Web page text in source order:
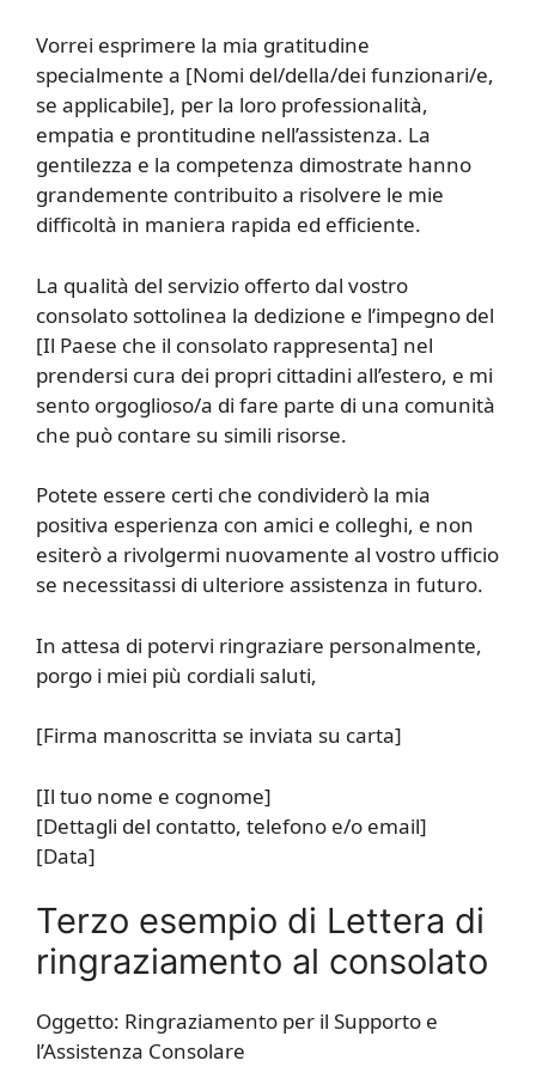
Vorrei esprimere la mia gratitudine
specialmente a [Nomi del/della/dei funzionari/e,
se applicabile], per la loro professionalità,
empatia e prontitudine nell’assistenza. La
gentilezza e la competenza dimostrate hanno
grandemente contribuito a risolvere le mie
difficoltà in maniera rapida ed efficiente.
La qualità del servizio offerto dal vostro
consolato sottolinea la dedizione e l’impegno del
[Il Paese che il consolato rappresenta] nel
prendersi cura dei propri cittadini all’estero, e mi
sento orgoglioso/a di fare parte di una comunità
che può contare su simili risorse.
Potete essere certi che condividerò la mia
positiva esperienza con amici e colleghi, e non
esiterò a rivolgermi nuovamente al vostro ufficio
se necessitassi di ulteriore assistenza in futuro.
In attesa di potervi ringraziare personalmente,
porgo i miei più cordiali saluti,
[Firma manoscritta se inviata su carta]
[Il tuo nome e cognome]
[Dettagli del contatto, telefono e/o email]
[Data]
Terzo esempio di Lettera di
ringraziamento al consolato
Oggetto: Ringraziamento per il Supporto e
l’Assistenza Consolare